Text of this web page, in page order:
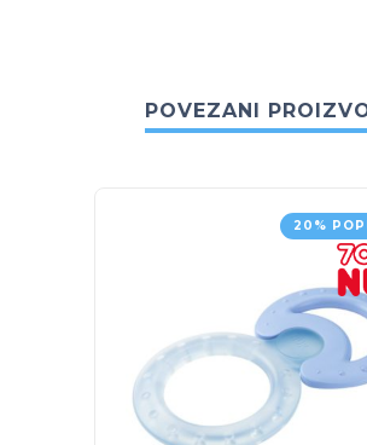
POVEZANI
20%